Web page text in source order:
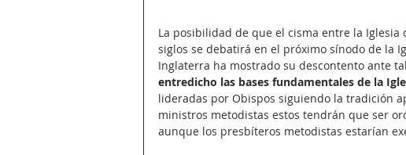
La posibilidad de que el cisma entre la
siglos se debatirá en el próximo sínodo de la
Inglaterra ha mostrado su descontento ante
entredicho las bases fundamentales de la
lideradas por Obispos siguiendo la tradición
ministros metodistas estos tendrán que ser
aunque los presbíteros metodistas estarían